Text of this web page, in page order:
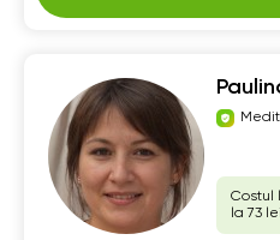
Costul
la 73